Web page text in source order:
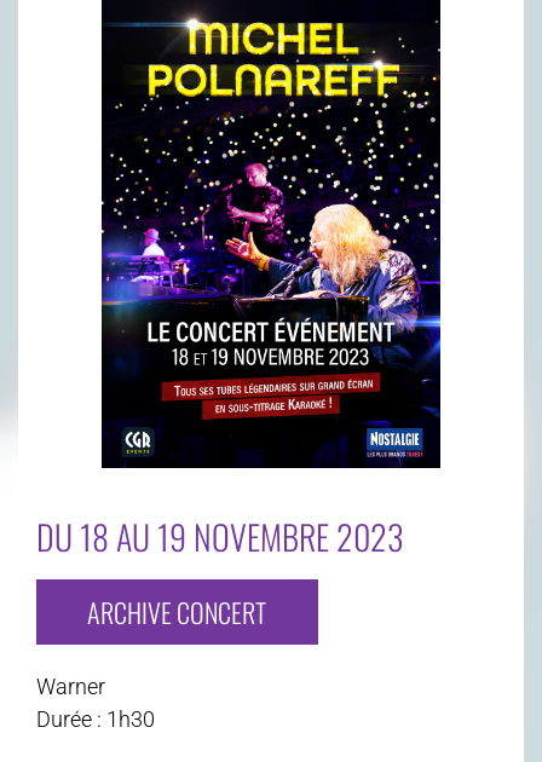
DU 18 AU 19 NOVEMBRE 2023
ARCHIVE CONCERT
Warner
Durée : 1h30